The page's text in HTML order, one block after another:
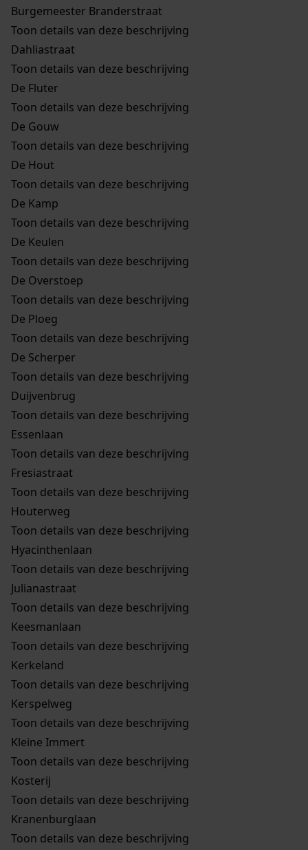
Burgemeester Branderstraat
Toon details van deze beschrijving
Dahliastraat
Toon details van deze beschrijving
De Fluter
Toon details van deze beschrijving
De Gouw
Toon details van deze beschrijving
De Hout
Toon details van deze beschrijving
De Kamp
Toon details van deze beschrijving
De Keulen
Toon details van deze beschrijving
De Overstoep
Toon details van deze beschrijving
De Ploeg
Toon details van deze beschrijving
De Scherper
Toon details van deze beschrijving
Duijvenbrug
Toon details van deze beschrijving
Essenlaan
Toon details van deze beschrijving
Fresiastraat
Toon details van deze beschrijving
Houterweg
Toon details van deze beschrijving
Hyacinthenlaan
Toon details van deze beschrijving
Julianastraat
Toon details van deze beschrijving
Keesmanlaan
Toon details van deze beschrijving
Kerkeland
Toon details van deze beschrijving
Kerspelweg
Toon details van deze beschrijving
Kleine Immert
Toon details van deze beschrijving
Kosterij
Toon details van deze beschrijving
Kranenburglaan
Toon details van deze beschrijving